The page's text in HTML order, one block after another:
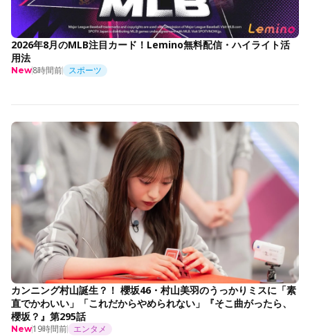
2026年8月のMLB注目カード！Lemino無料配信・ハイライト活
用法
New8時間前 スポーツ
カンニング村山誕生？！ 櫻坂46・村山美羽のうっかりミスに「素
直でかわいい」「これだからやめられない」『そこ曲がったら、
櫻坂？』第295話
New19時間前 エンタメ